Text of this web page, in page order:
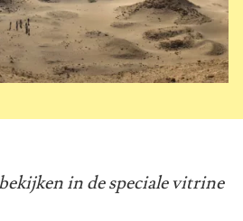
in de speciale vitrine